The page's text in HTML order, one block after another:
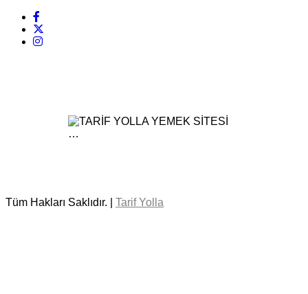
Tüm Hakları Saklıdır. | Tarif Yolla